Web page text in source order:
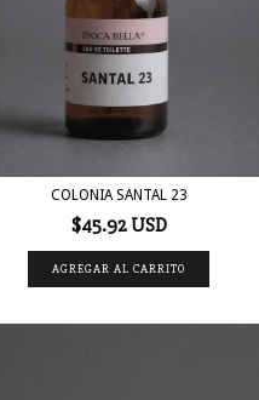
COLONIA SANTAL 23
$45.92 USD